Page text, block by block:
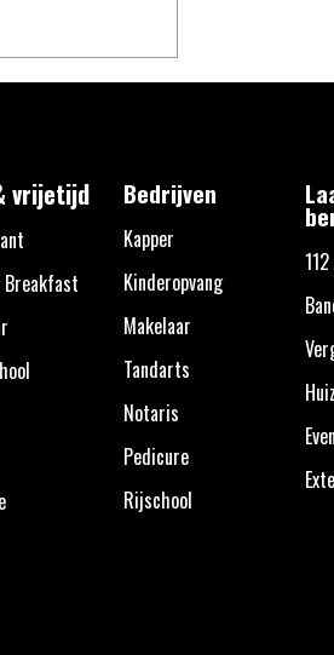
vrijetijd
Breakfast
Bedrijven
Kapper
Kinderopvang
Makelaar
Tandarts
Notaris
Pedicure
Rijschool